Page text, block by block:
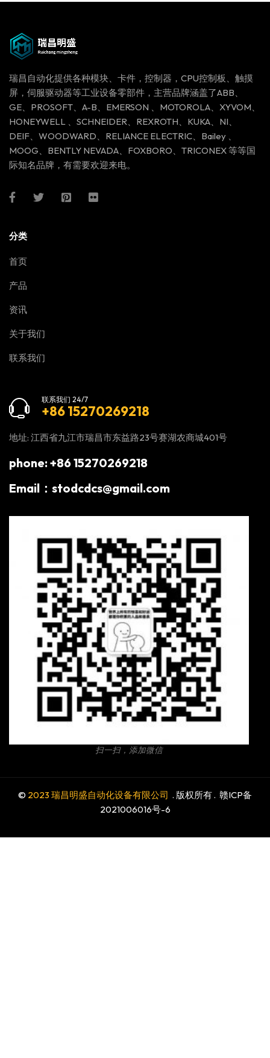
瑞昌自动化提供各种模块、卡件，控制器，CPU控制板、触摸
屏，伺服驱动器等工业设备零部件，主营品牌涵盖了ABB、
GE、PROSOFT、A-B、EMERSON 、MOTOROLA、XYVOM、
HONEYWELL 、SCHNEIDER、REXROTH、KUKA、NI、
DEIF、WOODWARD、RELIANCE ELECTRIC、Bailey 、
MOOG、BENTLY NEVADA、FOXBORO、TRICONEX 等等国
际知名品牌，有需要欢迎来电。
分类
首页
产品
资讯
关于我们
联系我们
联系我们 24/7
+86 15270269218
地址: 江西省九江市瑞昌市东益路23号赛湖农商城401号
phone: +86 15270269218
Email：stodcdcs@gmail.com
扫一扫，添加微信
© 2023 瑞昌明盛自动化设备有限公司 . 版权所有 . 赣ICP备
2021006016号-6